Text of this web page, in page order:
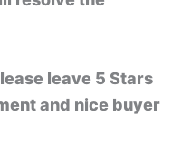
leave 5 Stars
and nice buyer